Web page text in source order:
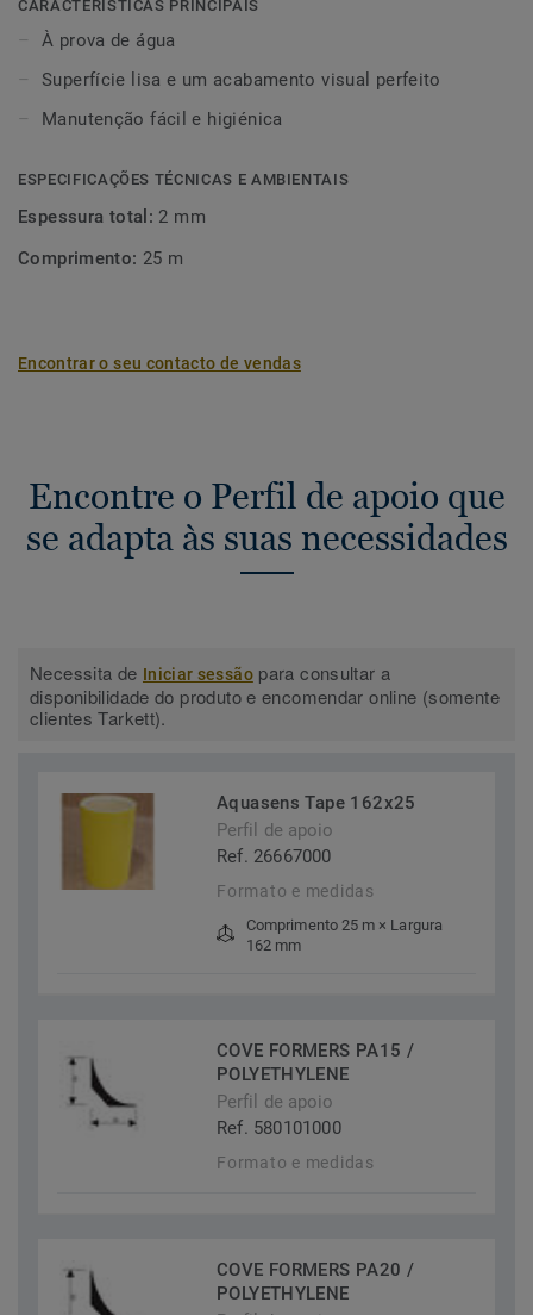
revestimentos de parede.
CARACTERÍSTICAS PRINCIPAIS
À prova de água
Superfície lisa e um acabamento visual perfeito
Manutenção fácil e higiénica
ESPECIFICAÇÕES TÉCNICAS E AMBIENTAIS
Espessura total: 2 mm
Comprimento: 25 m
Encontrar o seu contacto de vendas
Encontre o Perfil de apoio que
se adapta às suas necessidades
Necessita de Iniciar sessãopara consultar a
disponibilidade do produto e encomendar online (somente
clientes Tarkett).
Aquasens Tape 162x25
Perfil de apoio
Ref. 26667000
Formato e medidas
Comprimento 25 m × Largura
162 mm
COVE FORMERS PA15 /
POLYETHYLENE
Perfil de apoio
Ref. 580101000
Formato e medidas
COVE FORMERS PA20 /
POLYETHYLENE